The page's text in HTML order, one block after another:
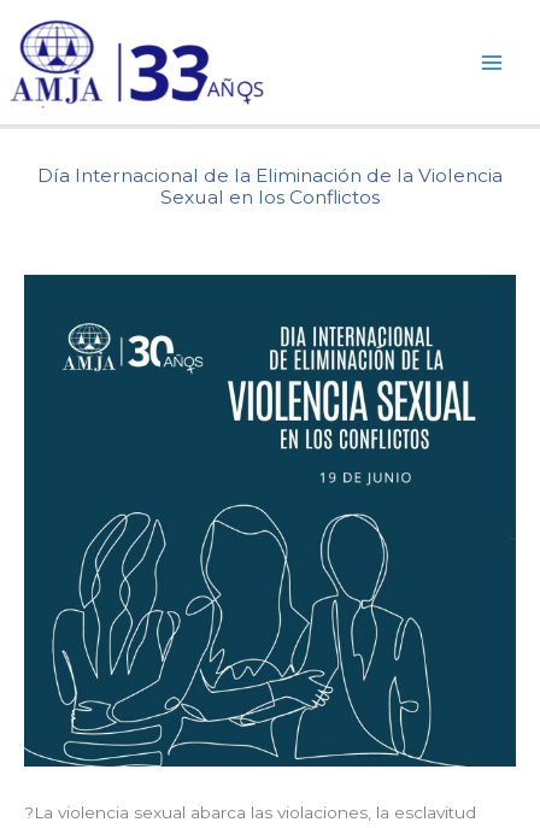
contenido
Día Internacional de la Eliminación de la Violencia
Sexual en los Conflictos
?La violencia sexual abarca las violaciones, la esclavitud